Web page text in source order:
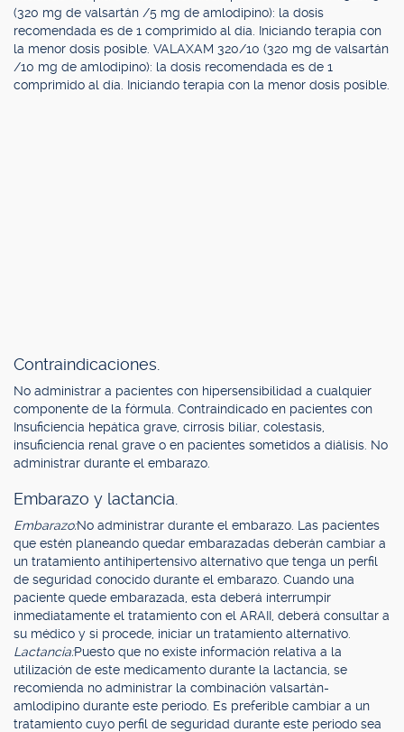
(320 mg de valsartán /5 mg de amlodipino): la dosis
recomendada es de 1 comprimido al día. Iniciando terapia con
la menor dosis posible. VALAXAM 320/10 (320 mg de valsartán
/10 mg de amlodipino): la dosis recomendada es de 1
comprimido al día. Iniciando terapia con la menor dosis posible.
Contraindicaciones.
No administrar a pacientes con hipersensibilidad a cualquier
componente de la fórmula. Contraindicado en pacientes con
Insuficiencia hepática grave, cirrosis biliar, colestasis,
insuficiencia renal grave o en pacientes sometidos a diálisis. No
administrar durante el embarazo.
Embarazo y lactancia.
Embarazo:No administrar durante el embarazo. Las pacientes
que estén planeando quedar embarazadas deberán cambiar a
un tratamiento antihipertensivo alternativo que tenga un perfil
de seguridad conocido durante el embarazo. Cuando una
paciente quede embarazada, esta deberá interrumpir
inmediatamente el tratamiento con el ARAII, deberá consultar a
su médico y si procede, iniciar un tratamiento alternativo.
Lactancia:Puesto que no existe información relativa a la
utilización de este medicamento durante la lactancia, se
recomienda no administrar la combinación valsartán-
amlodipino durante este periodo. Es preferible cambiar a un
tratamiento cuyo perfil de seguridad durante este periodo sea